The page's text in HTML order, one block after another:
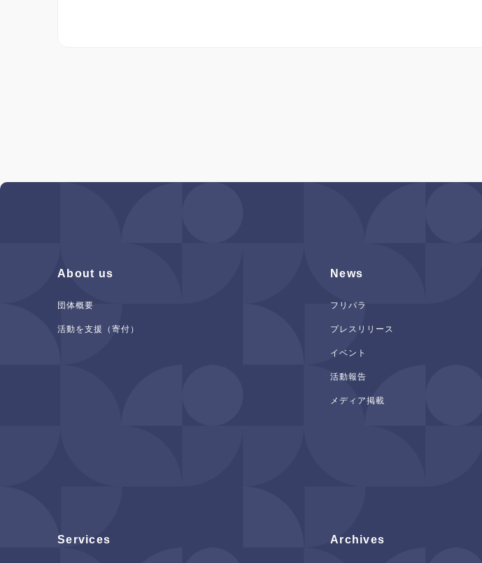
About us
団体概要
活動を支援（寄付）
News
フリパラ
プレスリリース
イベント
活動報告
メディア掲載
Services Archives